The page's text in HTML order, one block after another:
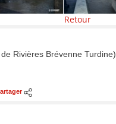
Retour
Rivières Brévenne Turdine)